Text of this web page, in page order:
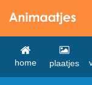
home plaatjes